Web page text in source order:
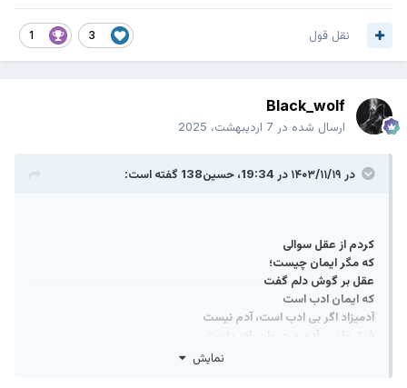
3 نقل قول
Black_wolf
ارسال شده در 7 اردیبهشت، 2025
در ۱۴۰۳/۱۱/۱۹ در 19:34، حسین138 گفته است:
کردم از عقل سوالی
که مگر ایمان چیست؛
عقل بر گوش دلم گفت
که ایمان ادب است
آدمیزاد اگر بی ادب است، آدم نیست
فرق ما بین آدم و حیوان، ادب است.
نمایش